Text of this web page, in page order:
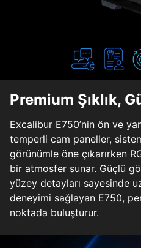
Premium Şıklık,
Excalibur E750’nin ön ve
temperli cam paneller,
görünümle öne çıkarırken
bir atmosfer sunar. Güçlü
yüzey detayları sayesinde
deneyimi sağlayan E750,
noktada buluşturur.